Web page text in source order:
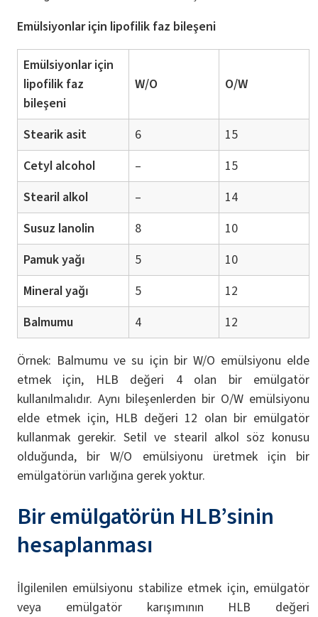
Emülsiyonlar için lipofilik faz bileşeni
Emülsiyonlar için
lipofilik faz
bileşeni
W/O O/W
Stearik asit 6
15
Cetyl alcohol
–
15
Stearil alkol
–
14
Susuz lanolin
8
10
Pamuk yağı
5
10
Mineral yağı
5
12
Balmumu
4 12
Örnek: Balmumu ve su için bir W/O emülsiyonu elde
etmek için, HLB değeri 4 olan bir emülgatör
kullanılmalıdır. Aynı bileşenlerden bir O/W emülsiyonu
elde etmek için, HLB değeri 12 olan bir emülgatör
kullanmak gerekir. Setil ve stearil alkol söz konusu
olduğunda, bir W/O emülsiyonu üretmek için bir
emülgatörün varlığına gerek yoktur.
Bir emülgatörün HLB’sinin
hesaplanması
İlgilenilen emülsiyonu stabilize etmek için, emülgatör
veya emülgatör karışımının HLB değeri